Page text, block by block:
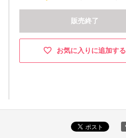
販売終了
お気に入りに追加する